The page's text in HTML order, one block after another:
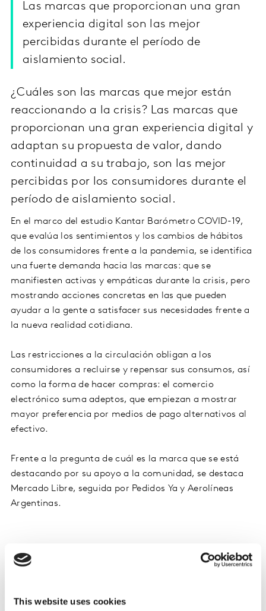
This website uses cookies
Las marcas que proporcionan una gran
experiencia digital son las mejor
percibidas durante el período de
aislamiento social.
¿Cuáles son las marcas que mejor están
reaccionando a la crisis? Las marcas que
proporcionan una gran experiencia digital y
adaptan su propuesta de valor, dando
continuidad a su trabajo, son las mejor
percibidas por los consumidores durante el
período de aislamiento social.
En el marco del estudio Kantar Barómetro COVID-19,
que evalúa los sentimientos y los cambios de hábitos
de los consumidores frente a la pandemia, se identifica
una fuerte demanda hacia las marcas: que se
manifiesten activas y empáticas durante la crisis, pero
mostrando acciones concretas en las que pueden
ayudar a la gente a satisfacer sus necesidades frente a
la nueva realidad cotidiana.
Las restricciones a la circulación obligan a los
consumidores a recluirse y repensar sus consumos, así
como la forma de hacer compras: el comercio
electrónico suma adeptos, que empiezan a mostrar
mayor preferencia por medios de pago alternativos al
efectivo.
Frente a la pregunta de cuál es la marca que se está
destacando por su apoyo a la comunidad, se destaca
Mercado Libre, seguida por Pedidos Ya y Aerolíneas
Argentinas.